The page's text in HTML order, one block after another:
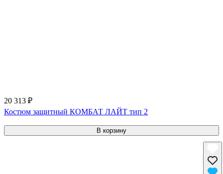
20 313 ₽
Костюм защитный КОМБАТ ЛАЙТ тип 2
В корзину